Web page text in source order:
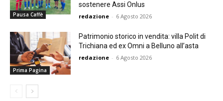
Pausa Caffè
sostenere Assi Onlus
redazione - 6 Agosto 2026
Prima Pagina
Patrimonio storico in vendita: villa Polit di
Trichiana ed ex Omni a Belluno all’asta
redazione - 6 Agosto 2026